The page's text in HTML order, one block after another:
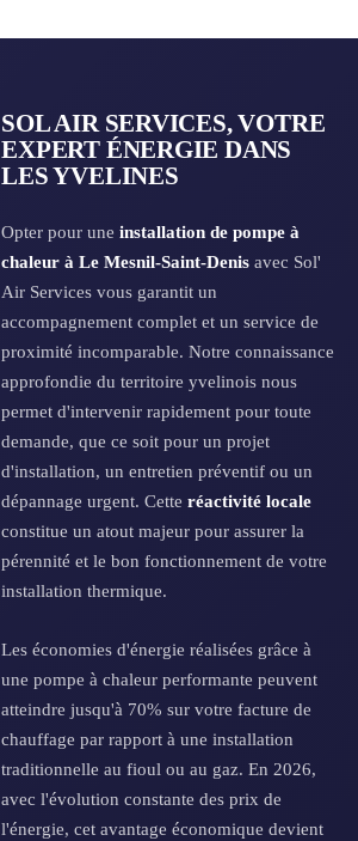
SOL AIR SERVICES, VOTRE
EXPERT ÉNERGIE DANS
LES YVELINES
Opter pour uneinstallation de pompe à
chaleur à Le Mesnil-Saint-Denis avec Sol'
Air Services vous garantit un
accompagnement complet et un service de
proximité incomparable. Notre connaissance
approfondie du territoire yvelinois nous
permet d'intervenir rapidement pour toute
demande, que ce soit pour un projet
d'installation, un entretien préventif ou un
dépannage urgent. Cetteréactivité locale
constitue un atout majeur pour assurer la
pérennité et le bon fonctionnement de votre
installation thermique.
Les économies d'énergie réalisées grâce à
une pompe à chaleur performante peuvent
atteindre jusqu'à 70% sur votre facture de
chauffage par rapport à une installation
traditionnelle au fioul ou au gaz. En 2026,
avec l'évolution constante des prix de
l'énergie, cet avantage économique devient